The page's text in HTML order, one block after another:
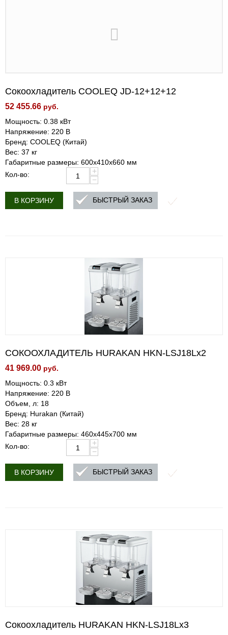
Сокоохладитель COOLEQ JD-12+12+12
52 455.66 руб.
Мощность: 0.38 кВт
Напряжение: 220 В
Бренд: COOLEQ (Китай)
Вес: 37 кг
Габаритные размеры: 600х410х660 мм
Кол-во:
+
−
В КОРЗИНУ БЫСТРЫЙ ЗАКАЗ
СОКООХЛАДИТЕЛЬ HURAKAN HKN-LSJ18Lx2
41 969.00 руб.
Мощность: 0.3 кВт
Напряжение: 220 В
Объем, л: 18
Бренд: Hurakan (Китай)
Вес: 28 кг
Габаритные размеры: 460x445x700 мм
Кол-во:
+
−
В КОРЗИНУ БЫСТРЫЙ ЗАКАЗ
Сокоохладитель HURAKAN HKN-LSJ18Lx3